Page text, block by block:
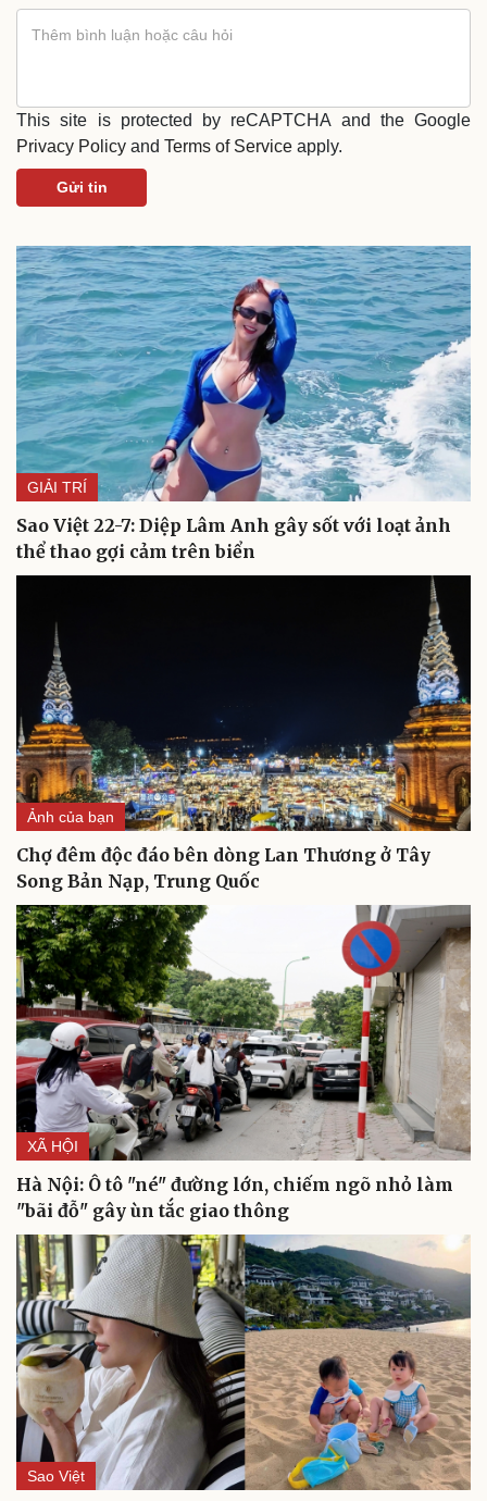
Dinh dưỡng - món ngon
Cây thuốc
Nhi khoa
Nam khoa
Phòng mạch online
Ăn sạch sống khỏe
Nhà đẹp
Blog
Văn hóa
Sân khấu - Điện ảnh
Văn học
Âm nhạc
Di sản
Giải trí
Nghệ sĩ
Du lịch
Tư vấn
Podcast
Câu chuyện thời sự
This site is protected by reCAPTCHA and the Google
Privacy Policy and Terms of Service apply.
Gửi tin
GIẢI TRÍ
Sao Việt 22-7: Diệp Lâm Anh gây sốt với loạt ảnh
thể thao gợi cảm trên biển
Ảnh của bạn
Chợ đêm độc đáo bên dòng Lan Thương ở Tây
Song Bản Nạp, Trung Quốc
XÃ HỘI
Hà Nội: Ô tô "né" đường lớn, chiếm ngõ nhỏ làm
"bãi đỗ" gây ùn tắc giao thông
Sao Việt